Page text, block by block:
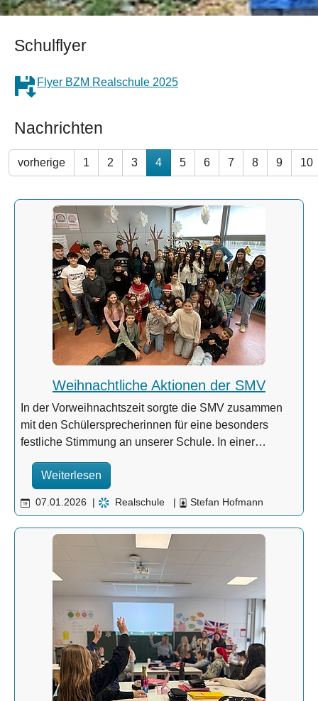
Schulflyer
Flyer BZM Realschule 2025
Nachrichten
vorherige 1 2 3 4 5 6 7 8 9 10
Weihnachtliche Aktionen der SMV
In der Vorweihnachtszeit sorgte die SMV zusammen
mit den Schülersprecherinnen für eine besonders
festliche Stimmung an unserer Schule. In einer…
Weiterlesen
07.01.2026 | Realschule | Stefan Hofmann